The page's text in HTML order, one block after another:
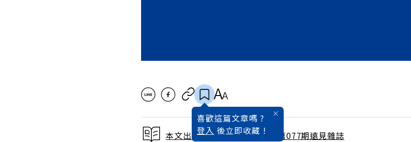
喜歡這篇文章嗎 ?
登入 後立即收藏 !
本文出自 1992 / 11月號雜誌 第077期遠見雜誌